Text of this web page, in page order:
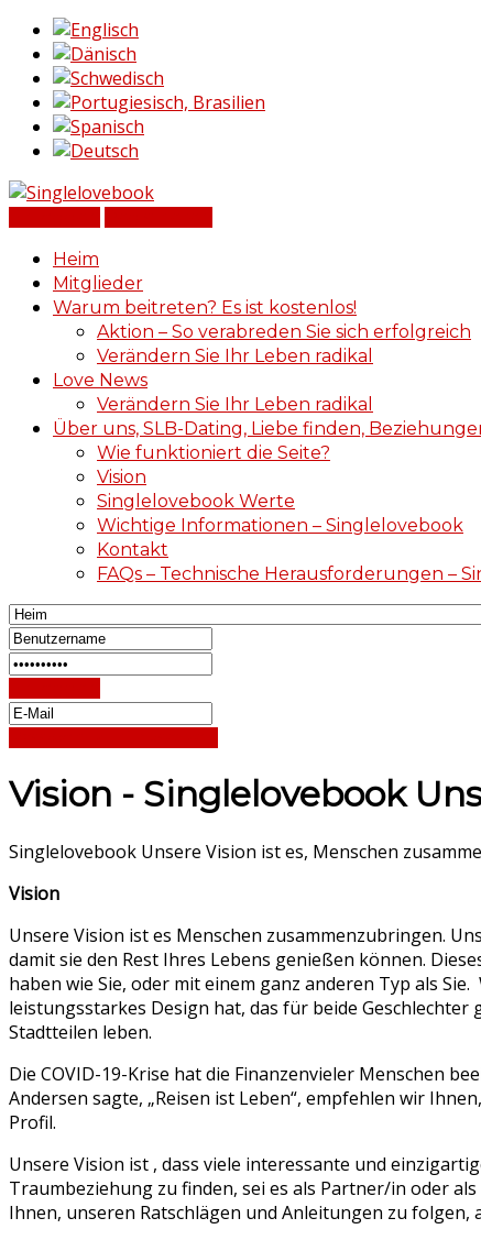
Heim
Mitglieder
Warum beitreten? Es ist kostenlos!
Aktion – So verabreden Sie sich erfolgreich
Verändern Sie Ihr Leben radikal
Love News
Verändern Sie Ihr Leben radikal
Über uns, SLB-Dating, Liebe finden,
Wie funktioniert die Seite?
Vision
Singlelovebook Werte
Wichtige Informationen – Singlelovebook
Kontakt
FAQs – Technische Herausforderungen –
Vision - Singlelovebook
Singlelovebook Unsere Vision ist es, Menschen
Vision
Unsere Vision ist es Menschen zusammenzubringen.
damit sie den Rest Ihres Lebens genießen können.
haben wie Sie, oder mit einem ganz anderen Typ als
leistungsstarkes Design hat, das für beide
Stadtteilen leben.
Die COVID-19-Krise hat die Finanzenvieler Menschen
Andersen sagte, „Reisen ist Leben“, empfehlen wir
Profil.
Unsere Vision ist , dass viele interessante und
Traumbeziehung zu finden, sei es als Partner/in oder
Ihnen, unseren Ratschlägen und Anleitungen zu